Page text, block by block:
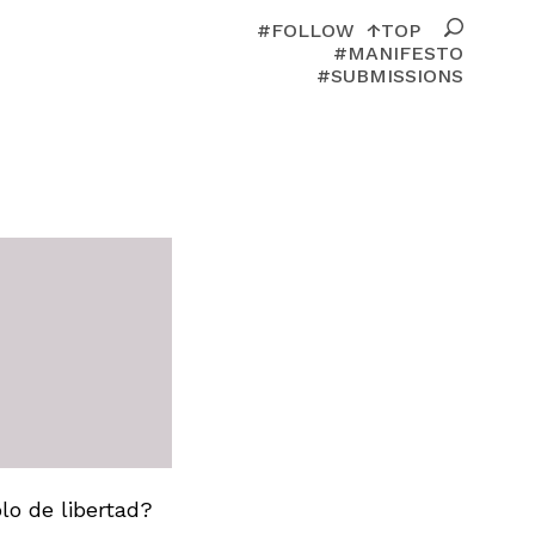
#FOLLOW ↑TOP
#MANIFESTO
#SUBMISSIONS
de libertad?